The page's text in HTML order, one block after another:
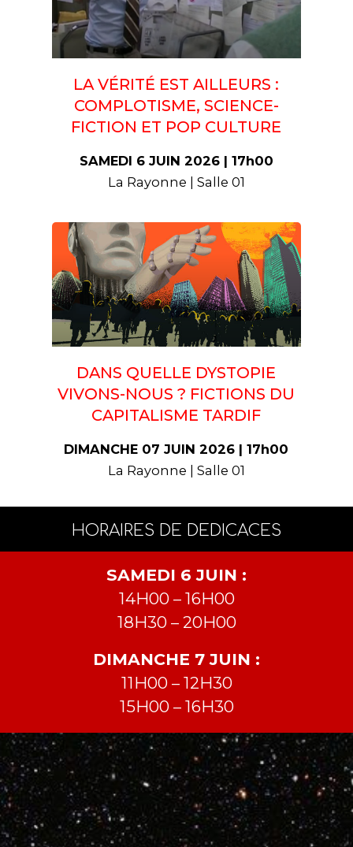
LA VÉRITÉ EST AILLEURS :
COMPLOTISME, SCIENCE-
FICTION ET POP CULTURE
SAMEDI 6 JUIN 2026 | 17h00
La Rayonne | Salle 01
DANS QUELLE DYSTOPIE
VIVONS-NOUS ? FICTIONS DU
CAPITALISME TARDIF
DIMANCHE 07 JUIN 2026 | 17h00
La Rayonne | Salle 01
HORAIRES DE DEDICACES
SAMEDI 6 JUIN :
14H00 – 16H00
18H30 – 20H00
DIMANCHE 7 JUIN :
11H00 – 12H30
15H00 – 16H30